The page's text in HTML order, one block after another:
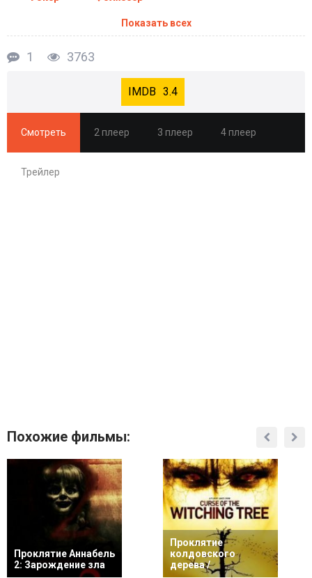
Показать всех
1 3763
3.4
Смотреть 2 плеер 3 плеер 4 плеер
Трейлер
Похожие фильмы:
Проклятие Аннабель
2: Зарождение зла
Проклятие
колдовского
дерева /